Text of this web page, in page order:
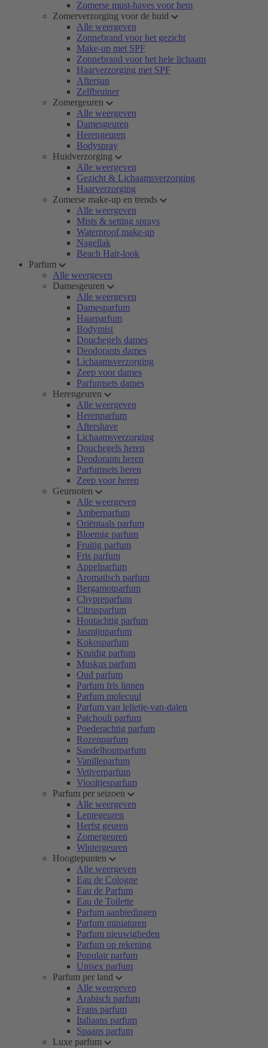
Zomerse must-haves voor hem
Zomerverzorging voor de huid
Alle weergeven
Zonnebrand voor het gezicht
Make-up met SPF
Zonnebrand voor het hele lichaam
Haarverzorging met SPF
Aftersun
Zelfbruiner
Zomergeuren
Alle weergeven
Damesgeuren
Herengeuren
Bodyspray
Huidverzorging
Alle weergeven
Gezicht & Lichaamsverzorging
Haarverzorging
Zomerse make-up en trends
Alle weergeven
Mists & setting sprays
Waterproof make-up
Nagellak
Beach Hair-look
Parfum
Alle weergeven
Damesgeuren
Alle weergeven
Damesparfum
Haarparfum
Bodymist
Douchegels dames
Deodorants dames
Lichaamsverzorging
Zeep voor dames
Parfumsets dames
Herengeuren
Alle weergeven
Herenparfum
Aftershave
Lichaamsverzorging
Douchegels heren
Deodorants heren
Parfumsets heren
Zeep voor heren
Geurnoten
Alle weergeven
Amberparfum
Oriëntaals parfum
Bloemig parfum
Fruitig parfum
Fris parfum
Appelparfum
Aromatisch parfum
Bergamotparfum
Chypreparfum
Citrusparfum
Houtachtig parfum
Jasmijnparfum
Kokosparfum
Kruidig parfum
Muskus parfum
Oud parfum
Parfum fris linnen
Parfum molecuul
Parfum van lelietje-van-dalen
Patchouli parfum
Poederachtig parfum
Rozenparfum
Sandelhoutparfum
Vanilleparfum
Vetiverparfum
Viooltjesparfum
Parfum per seizoen
Alle weergeven
Lentegeuren
Herfst geuren
Zomergeuren
Wintergeuren
Hoogtepunten
Alle weergeven
Eau de Cologne
Eau de Parfum
Eau de Toilette
Parfum aanbiedingen
Parfum miniaturen
Parfum nieuwigheden
Parfum op rekening
Populair parfum
Unisex parfum
Parfum per land
Alle weergeven
Arabisch parfum
Frans parfum
Italiaans parfum
Spaans parfum
Luxe parfum